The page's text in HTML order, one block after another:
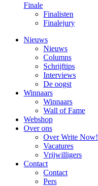
Finale
Finalisten
Finalejury
Nieuws
Nieuws
Columns
Schrijftips
Interviews
De oogst
Winnaars
Winnaars
Wall of Fame
Webshop
Over ons
Over Write Now!
Vacatures
Vrijwilligers
Contact
Contact
Pers